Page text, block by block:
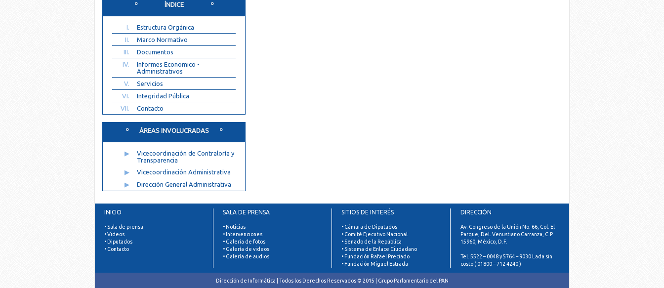
º ÍNDICE º
I.
Estructura Orgánica
II.
Marco Normativo
III.
Documentos
IV.
Informes Economico -
Administrativos
V.
Servicios
VI.
Integridad Pública
VII.
Contacto
º ÁREAS INVOLUCRADAS º
▶
Vicecoordinación de Contraloría y
Transparencia
▶
Vicecoordinación Administrativa
▶
Dirección General Administrativa
INICIO
• Sala de prensa
• Videos
• Diputados
• Contacto
SALA DE PRENSA
• Noticias
• Intervenciones
• Galería de fotos
• Galería de videos
• Galería de audios
SITIOS DE INTERÉS
• Cámara de Diputados
• Comité Ejecutivo Nacional
• Senado de la República
• Sistema de Enlace Ciudadano
• Fundación Rafael Preciado
• Fundación Miguel Estrada
DIRECCIÓN
Av. Congreso de la Unión No. 66, Col. El
Parque, Del. Venustiano Carranza, C.P.
15960, México, D.F.
Tel. 5522 – 0048 y 5764 – 9030 Lada sin
costo ( 01800 – 712 4240 )
Dirección de Informática | Todos los Derechos Reservados © 2015 | Grupo Parlamentario del PAN